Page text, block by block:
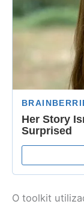
O toolkit